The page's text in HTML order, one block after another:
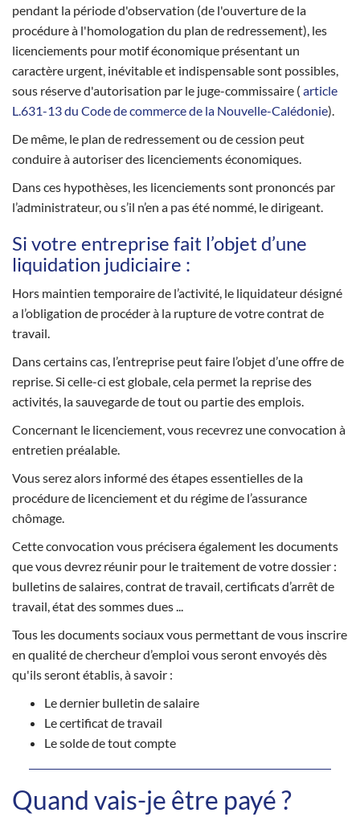
pendant la période d'observation (de l'ouverture de la
procédure à l'homologation du plan de redressement), les
licenciements pour motif économique présentant un
caractère urgent, inévitable et indispensable sont possibles,
sous réserve d'autorisation par le juge-commissaire ( article
L.631-13 du Code de commerce de la Nouvelle-Calédonie).
De même, le plan de redressement ou de cession peut
conduire à autoriser des licenciements économiques.
Dans ces hypothèses, les licenciements sont prononcés par
l’administrateur, ou s’il n’en a pas été nommé, le dirigeant.
Si votre entreprise fait l’objet d’une
liquidation judiciaire :
Hors maintien temporaire de l’activité, le liquidateur désigné
a l’obligation de procéder à la rupture de votre contrat de
travail.
Dans certains cas, l’entreprise peut faire l’objet d’une offre de
reprise. Si celle-ci est globale, cela permet la reprise des
activités, la sauvegarde de tout ou partie des emplois.
Concernant le licenciement, vous recevrez une convocation à
entretien préalable.
Vous serez alors informé des étapes essentielles de la
procédure de licenciement et du régime de l’assurance
chômage.
Cette convocation vous précisera également les documents
que vous devrez réunir pour le traitement de votre dossier :
bulletins de salaires, contrat de travail, certificats d’arrêt de
travail, état des sommes dues ...
Tous les documents sociaux vous permettant de vous inscrire
en qualité de chercheur d’emploi vous seront envoyés dès
qu'ils seront établis, à savoir :
Le dernier bulletin de salaire
Le certificat de travail
Le solde de tout compte
Quand vais-je être payé ?